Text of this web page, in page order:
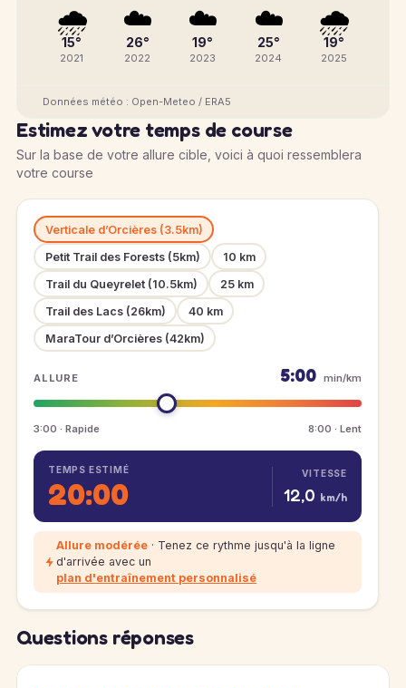
🌧️
15°
2021
☁️
26°
2022
☁️
19°
2023
☁️
25°
2024
🌧️
19°
2025
Données météo : Open-Meteo / ERA5
Estimez votre temps de course
Sur la base de votre allure cible, voici à quoi ressemblera
votre course
Verticale d’Orcières (3.5km)
Petit Trail des Forests (5km)
10 km
Trail du Queyrelet (10.5km)
25 km
Trail des Lacs (26km)
40 km
MaraTour d’Orcières (42km)
ALLURE 5:00 min/km
3:00 · Rapide 8:00 · Lent
TEMPS ESTIMÉ
20:00
VITESSE
12,0 km/h
Allure modérée · Tenez ce rythme jusqu'à la ligne
d'arrivée avec un
plan d'entraînement personnalisé
Questions réponses